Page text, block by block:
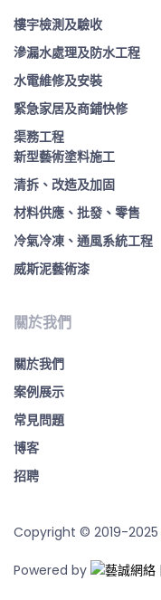
樓宇檢測及驗收
滲漏水處理及防水工程
水電維修及安裝
緊急家居及商鋪快修
渠務工程
新型藝術塗料施工
清拆、改造及加固
材料供應、批發、零售
冷氣冷凍、通風系統工程
威斯泥藝術漆
關於我們
關於我們
案例展示
常見問題
博客
招聘
Copyright © 2019-2025
Powered by